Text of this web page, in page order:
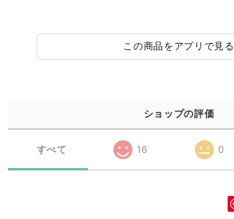
この商品をアプリで見る
ショップの評価
すべて 16 0